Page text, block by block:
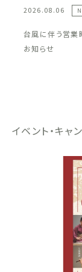
2026.08.06
台風に伴う営業
お知らせ
イベント・キャ